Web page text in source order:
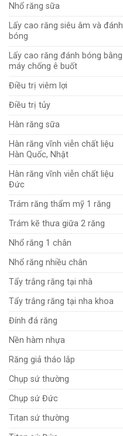
Nhổ răng sữa
Lấy cao răng siêu âm và đánh
bóng
Lấy cao răng đánh bóng bằng
máy chống ê buốt
Điều trị viêm lợi
Điều trị tủy
Hàn răng sữa
Hàn răng vĩnh viễn chất liệu
Hàn Quốc, Nhật
Hàn răng vĩnh viễn chất liệu
Đức
Trám răng thẩm mỹ 1 răng
Trám kẽ thưa giữa 2 răng
Nhổ răng 1 chân
Nhổ răng nhiều chân
Tẩy trắng răng tại nhà
Tẩy trắng răng tại nha khoa
Đính đá răng
Nền hàm nhựa
Răng giả tháo lắp
Chụp sứ thường
Chụp sứ Đức
Titan sứ thường